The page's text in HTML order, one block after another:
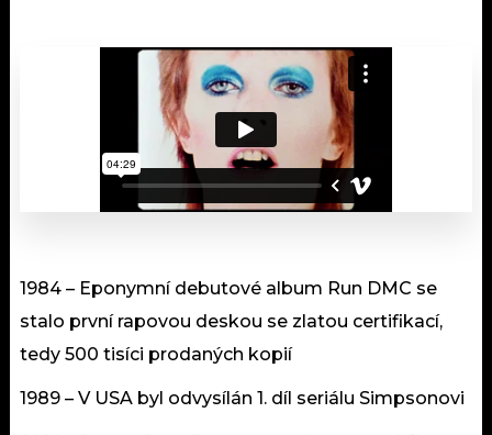
1984 – Eponymní debutové album Run DMC se
stalo první rapovou deskou se zlatou certifikací,
tedy 500 tisíci prodaných kopií
1989 – V USA byl odvysílán 1. díl seriálu Simpsonovi